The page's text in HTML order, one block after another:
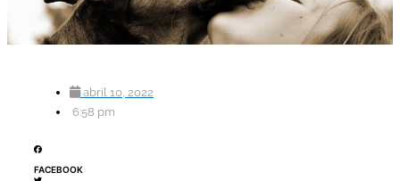
abril 10, 2022
6:58 pm
FACEBOOK